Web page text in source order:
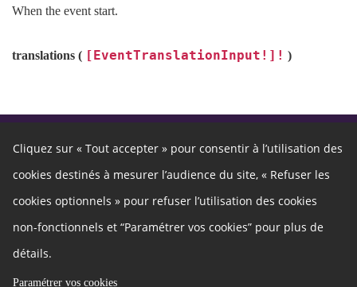
When the event start.
translations ( [EventTranslationInput!]! )
Cliquez sur « Tout accepter » pour consentir à l’utilisation des
cookies destinés à mesurer l’audience du site, « Refuser les
cookies optionnels » pour refuser l’utilisation des cookies
non-fonctionnels et “Paramétrer vos cookies” pour plus de
détails.
Paramétrer vos cookies
Autres liens
Cookies Gestion des cookies
Politique de confidentialité Mentions légales
Besoin d'aide ? Qui sommes nous ?
Charte
Développeurs